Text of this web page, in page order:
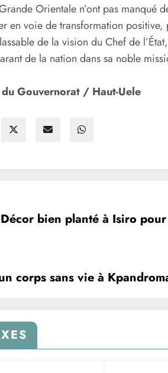
Orientale n’ont pas
en voie de transformation
de la vision du Chef de
de la nation dans sa noble
Gouvernorat / Haut-Uele
bien planté à Isiro
corps sans vie à